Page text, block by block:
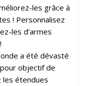
les grâce à
! Personnalisez
les d’armes
a été dévasté
objectif de
les étendues